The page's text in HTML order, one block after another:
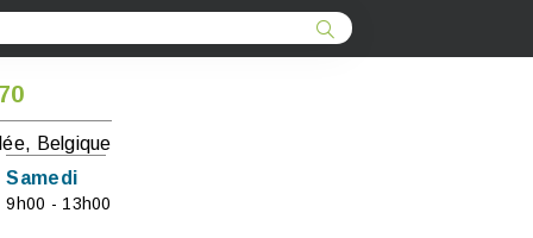
Belgique
Samedi
9h00 - 13h00